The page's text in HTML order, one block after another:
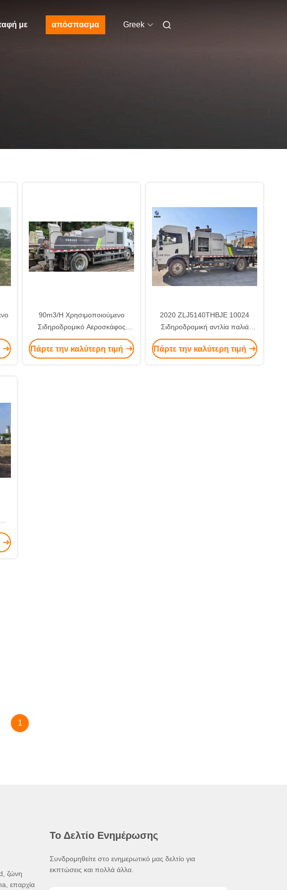
με απόσπασμα Greek
90m3/H Χρησιμοποιούμενο
Σιδηροδρομικό Αεροσκάφος
Υψηλής Πίεσης Sany
ZLJ5140THBJE Δεύτερο χέρι
Πάρτε την καλύτερη τιμή
2020 ZLJ5140THBJE 10024
Σιδηροδρομική αντλία παλιά
90m3/H Δύναμη ντίζελ
ZOOMLION
Πάρτε την καλύτερη τιμή
1
ζώνη
επαρχία
Το Δελτίο Ενημέρωσης
Συνδρομηθείτε στο ενημερωτικό μας δελτίο για
εκπτώσεις και πολλά άλλα.